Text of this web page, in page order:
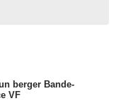
berger Bande-
VF